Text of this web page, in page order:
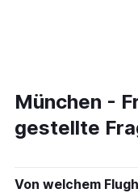
München -
gestellte
Von welchem